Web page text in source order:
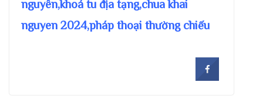
nguyên,khoá tu địa tạng,chua khai
nguyen 2024,pháp thoại thường chiếu